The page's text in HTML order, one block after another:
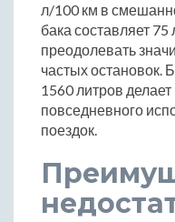
л/100 км в
бака составляет 75
преодолевать
частых остановок.
1560 литров
повседневного
поездок.